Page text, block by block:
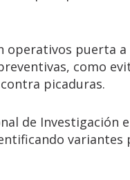
operativos puerta
como
picaduras.
de Investigación